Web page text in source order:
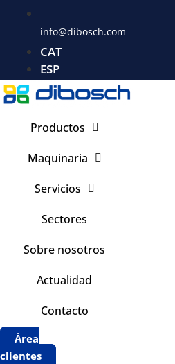
info@dibosch.com
CAT
ESP
Productos
Maquinaria
Servicios
Sectores
Sobre nosotros
Actualidad
Contacto
Área
clientes